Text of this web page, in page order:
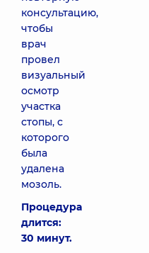
консультацию,
чтобы
врач
провел
визуальный
осмотр
участка
стопы, с
которого
была
удалена
мозоль.
Процедура
длится:
30 минут.